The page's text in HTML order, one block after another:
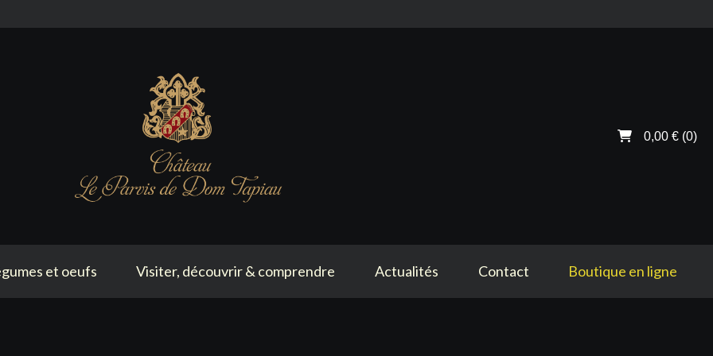
0,00 € (0)
et oeufs Visiter, découvrir & comprendre Actualités Contact Boutique en ligne